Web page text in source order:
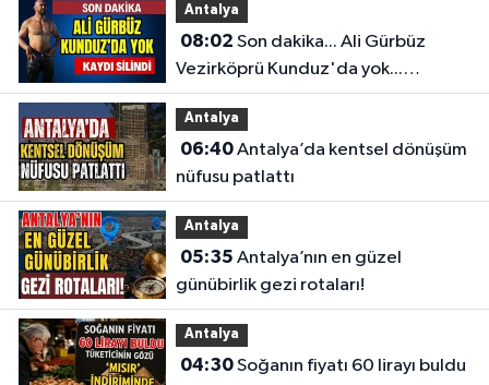
Antalya
08:02
Vezirköprü Kunduz'da yok...
Antalyalı başpehlivanın ismi
sistemden silindi
Antalya
06:40Antalya’da kentsel dönüşüm
nüfusu patlattı
Antalya
05:35
günübirlik gezi rotaları!
Antalya
04:30Soğanın fiyatı 60 lirayı buldu